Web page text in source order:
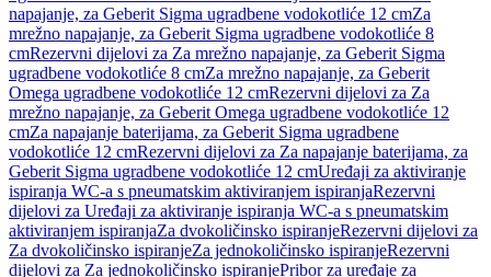
napajanje, za Geberit Sigma ugradbene vodokotliće 12 cmZa
mrežno napajanje, za Geberit Sigma ugradbene vodokotliće 8
cmRezervni dijelovi za Za mrežno napajanje, za Geberit Sigma
ugradbene vodokotliće 8 cmZa mrežno napajanje, za Geberit
Omega ugradbene vodokotliće 12 cmRezervni dijelovi za Za
mrežno napajanje, za Geberit Omega ugradbene vodokotliće 12
cmZa napajanje baterijama, za Geberit Sigma ugradbene
vodokotliće 12 cmRezervni dijelovi za Za napajanje baterijama, za
Geberit Sigma ugradbene vodokotliće 12 cmUređaji za aktiviranje
ispiranja WC-a s pneumatskim aktiviranjem ispiranjaRezervni
dijelovi za Uređaji za aktiviranje ispiranja WC-a s pneumatskim
aktiviranjem ispiranjaZa dvokoličinsko ispiranjeRezervni dijelovi za
Za dvokoličinsko ispiranjeZa jednokoličinsko ispiranjeRezervni
dijelovi za Za jednokoličinsko ispiranjePribor za uređaje za